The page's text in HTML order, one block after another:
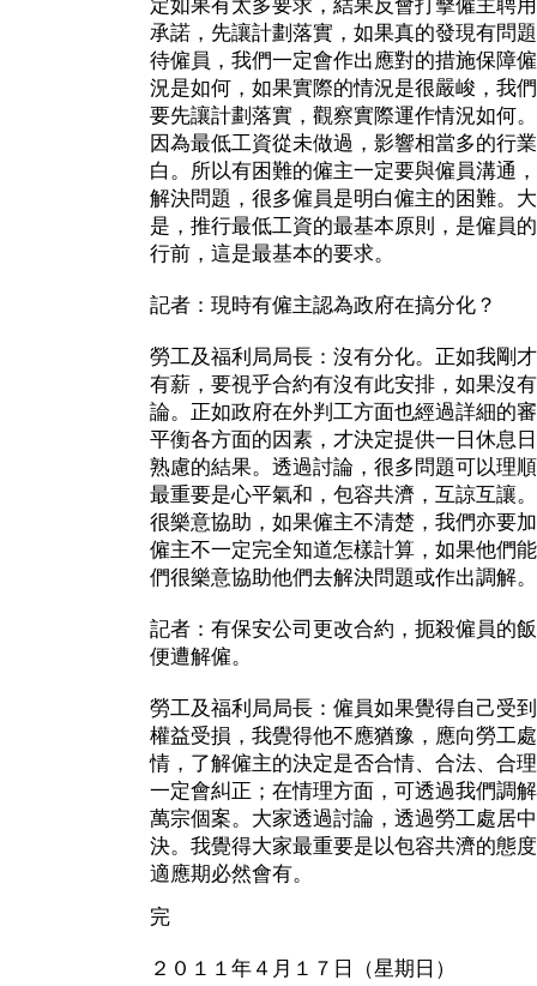
定如果有太多要求，結果反會打擊僱主聘
承諾，先讓計劃落實，如果真的發現有問
待僱員，我們一定會作出應對的措施保障
況是如何，如果實際的情況是很嚴峻，我
要先讓計劃落實，觀察實際運作情況如何
因為最低工資從未做過，影響相當多的行
白。所以有困難的僱主一定要與僱員溝通
解決問題，很多僱員是明白僱主的困難。
是，推行最低工資的最基本原則，是僱員
行前，這是最基本的要求。
記者：現時有僱主認為政府在搞分化？
勞工及福利局局長：沒有分化。正如我剛
有薪，要視乎合約有沒有此安排，如果沒
論。正如政府在外判工方面也經過詳細的
平衡各方面的因素，才決定提供一日休息
熟慮的結果。透過討論，很多問題可以理
最重要是心平氣和，包容共濟，互諒互讓
很樂意協助，如果僱主不清楚，我們亦要
僱主不一定完全知道怎樣計算，如果他們
們很樂意協助他們去解決問題或作出調解。
記者：有保安公司更改合約，扼殺僱員的
便遭解僱。
勞工及福利局局長：僱員如果覺得自己受
權益受損，我覺得他不應猶豫，應向勞工
情，了解僱主的決定是否合情、合法、合
一定會糾正；在情理方面，可透過我們調
萬宗個案。大家透過討論，透過勞工處居
決。我覺得大家最重要是以包容共濟的態
適應期必然會有。
完
２０１１年４月１７日（星期日）